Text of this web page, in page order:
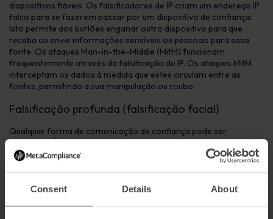
Consent Details About
dispositivos fiáveis. Os falsificadores de IP criam um endereço IP
falso para se fazerem passar por um dispositivo de confiança.
Isto permite aos burlões enganar outro dispositivo para que
receba ou envie informações sensíveis ou pessoais para essa
fonte. Os ataques Man-in-the-Middle (MitM) funcionam
frequentemente através da falsificação de IP. Os ataques MitM
interceptam os dados à medida que estes circulam entre as
fontes, permitindo a sua manipulação ou roubo.
Falsificação profunda (falsificação facial)
Qualquer forma de comunicação de confiança pode ser
falsificada. À medida que os sistemas de reconhecimento facial
se familiarizam e as comunicações digitais remotas se
normalizam, seguir-se-á a falsificação facial (e de voz). A
para gerar imagens e vozes realistas mas falsas de pessoas.